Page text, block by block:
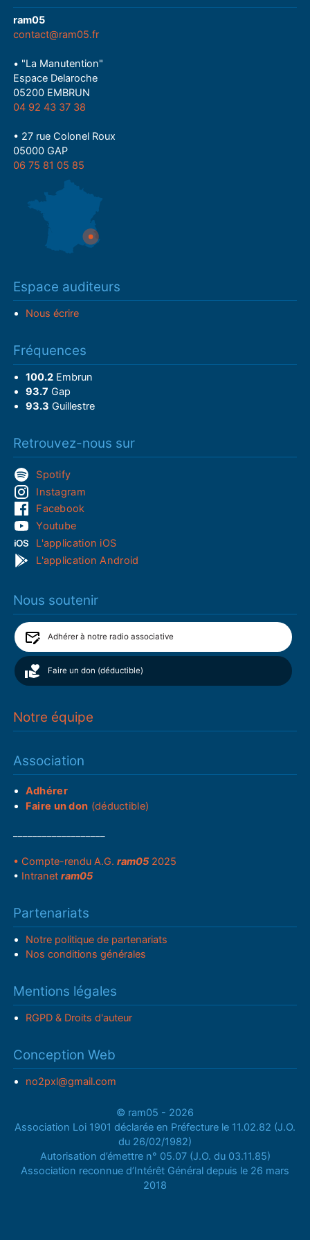
ram05
contact@ram05.fr
• "La Manutention"
Espace Delaroche
05200 EMBRUN
04 92 43 37 38
• 27 rue Colonel Roux
05000 GAP
06 75 81 05 85
Espace auditeurs
Nous écrire
Fréquences
100.2Embrun
93.7 Gap
93.3 Guillestre
Retrouvez-nous sur
Spotify
Instagram
Facebook
Youtube
L'application iOS
L'application Android
Nous soutenir
Adhérer à notre radio associative
Faire un don (déductible)
Notre équipe
Association
Adhérer
Faire un don (déductible)
• Compte-rendu A.G.ram05 2025
• Intranetram05
Partenariats
Notre politique de partenariats
Nos conditions générales
Mentions légales
RGPD & Droits d'auteur
Conception Web
no2pxl@gmail.com
© ram05 - 2026
Association Loi 1901 déclarée en Préfecture le 11.02.82 (J.O.
du 26/02/1982)
Autorisation d’émettre n° 05.07 (J.O. du 03.11.85)
Association reconnue d’Intérêt Général depuis le 26 mars
2018